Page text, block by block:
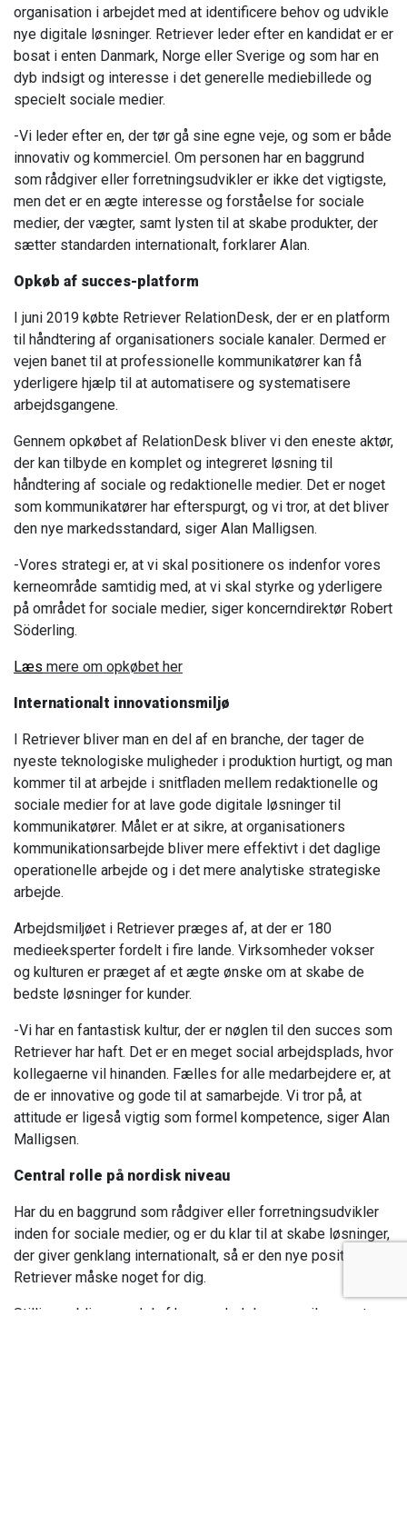
organisation i arbejdet med at identificere behov og udvikle
nye digitale løsninger. Retriever leder efter en kandidat er er
bosat i enten Danmark, Norge eller Sverige og som har en
dyb indsigt og interesse i det generelle mediebillede og
specielt sociale medier.
-Vi leder efter en, der tør gå sine egne veje, og som er både
innovativ og kommerciel. Om personen har en baggrund
som rådgiver eller forretningsudvikler er ikke det vigtigste,
men det er en ægte interesse og forståelse for sociale
medier, der vægter, samt lysten til at skabe produkter, der
sætter standarden internationalt, forklarer Alan.
Opkøb af succes-platform
I juni 2019 købte Retriever RelationDesk, der er en platform
til håndtering af organisationers sociale kanaler. Dermed er
vejen banet til at professionelle kommunikatører kan få
yderligere hjælp til at automatisere og systematisere
arbejdsgangene.
Gennem opkøbet af RelationDesk bliver vi den eneste aktør,
der kan tilbyde en komplet og integreret løsning til
håndtering af sociale og redaktionelle medier. Det er noget
som kommunikatører har efterspurgt, og vi tror, at det bliver
den nye markedsstandard, siger Alan Malligsen.
-Vores strategi er, at vi skal positionere os indenfor vores
kerneområde samtidig med, at vi skal styrke og yderligere
på området for sociale medier, siger koncerndirektør Robert
Söderling.
Læs mere om opkøbet her
Internationalt innovationsmiljø
I Retriever bliver man en del af en branche, der tager de
nyeste teknologiske muligheder i produktion hurtigt, og man
kommer til at arbejde i snitfladen mellem redaktionelle og
sociale medier for at lave gode digitale løsninger til
kommunikatører. Målet er at sikre, at organisationers
kommunikationsarbejde bliver mere effektivt i det daglige
operationelle arbejde og i det mere analytiske strategiske
arbejde.
Arbejdsmiljøet i Retriever præges af, at der er 180
medieeksperter fordelt i fire lande. Virksomheder vokser
og kulturen er præget af et ægte ønske om at skabe de
bedste løsninger for kunder.
-Vi har en fantastisk kultur, der er nøglen til den succes som
Retriever har haft. Det er en meget social arbejdsplads, hvor
kollegaerne vil hinanden. Fælles for alle medarbejdere er, at
de er innovative og gode til at samarbejde. Vi tror på, at
attitude er ligeså vigtig som formel kompetence, siger Alan
Malligsen.
Central rolle på nordisk niveau
Har du en baggrund som rådgiver eller forretningsudvikler
inden for sociale medier, og er du klar til at skabe løsninger,
der giver genklang internationalt, så er den nye position i
Retriever måske noget for dig.
Stillingen bliver en del af koncernledelsen og vil rapportere